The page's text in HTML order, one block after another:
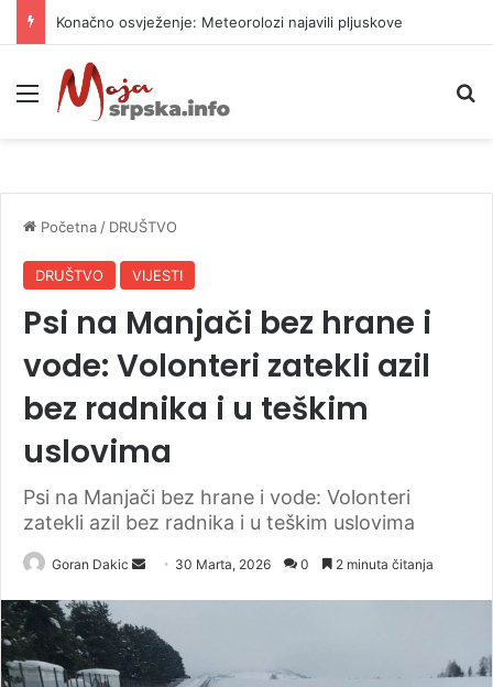
Konačno osvježenje: Meteorolozi najavili pljuskove
Meni
Početna / DRUŠTVO
DRUŠTVO VIJESTI
Psi na Manjači bez hrane i
vode: Volonteri zatekli azil
bez radnika i u teškim
uslovima
Psi na Manjači bez hrane i vode: Volonteri
zatekli azil bez radnika i u teškim uslovima
Goran Dakic
d
a
30 Marta, 2026 0 2 minuta čitanja